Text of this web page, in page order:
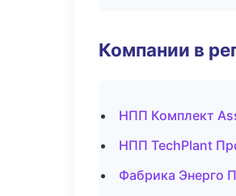
Компании в
НПП Комплект
НПП TechPlant
Фабрика Энерго